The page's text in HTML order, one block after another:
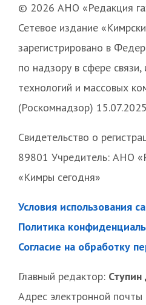
© 2026 АНО «Редакция
Сетевое издание
зарегистрировано в
по надзору в сфере
технологий и массовых
(Роскомнадзор)
Свидетельство о
89801 Учредитель: АНО
«Кимры сегодня»
Условия использования
Политика
Согласие на обработку
Главный редактор:
Адрес электронной почты